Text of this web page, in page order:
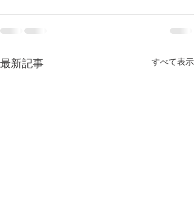
最新記事 すべて表示